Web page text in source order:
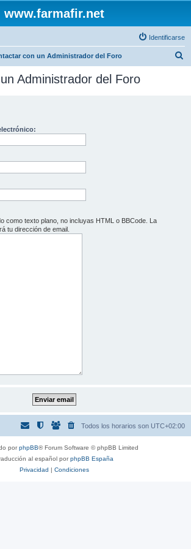
www.farmafir.net
Identificarse
con un Administrador del Foro
Administrador del Foro
como texto plano, no incluyas HTML o BBCode. La
tu dirección de email.
Todos los horarios son UTC+02:00
porphpBB® Forum Software © phpBB Limited
al español porphpBB España
Privacidad | Condiciones